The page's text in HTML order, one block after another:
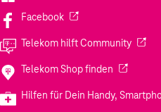
Facebook(Wird in einem neuen
Telekom hilft Community(Wird
Telekom Shop finden (Wird in
Hilfen für Dein Handy,